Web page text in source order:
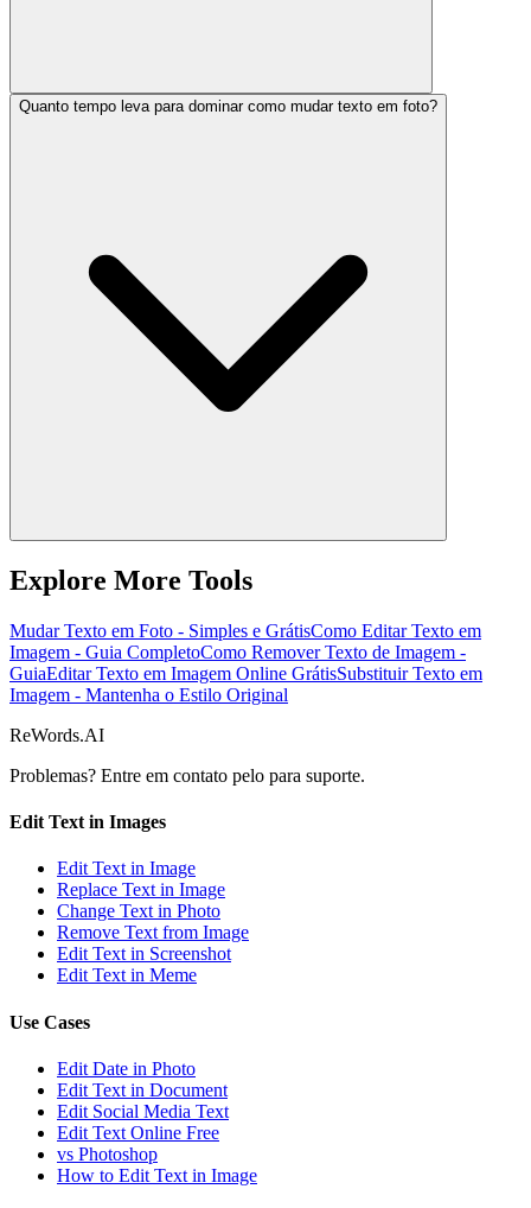
Quanto tempo leva para dominar como mudar texto em foto?
Explore More Tools
Mudar Texto em Foto - Simples e GrátisComo Editar Texto em
Imagem - Guia CompletoComo Remover Texto de Imagem -
GuiaEditar Texto em Imagem Online GrátisSubstituir Texto em
Imagem - Mantenha o Estilo Original
ReWords.AI
Problemas? Entre em contato pelo para suporte.
Edit Text in Images
Edit Text in Image
Replace Text in Image
Change Text in Photo
Remove Text from Image
Edit Text in Screenshot
Edit Text in Meme
Use Cases
Edit Date in Photo
Edit Text in Document
Edit Social Media Text
Edit Text Online Free
vs Photoshop
How to Edit Text in Image